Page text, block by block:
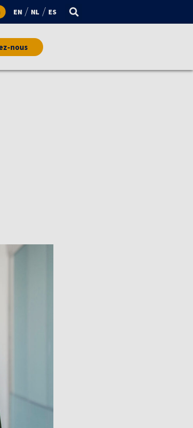
EN NL ES
nous